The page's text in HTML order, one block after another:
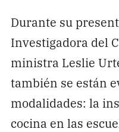
Durante su
Investigadora del
ministra Leslie
también se están
modalidades: la
cocina en las